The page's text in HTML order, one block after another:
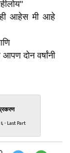
आहेस मी आहे
दोन वर्षांनी
६ - Last Part